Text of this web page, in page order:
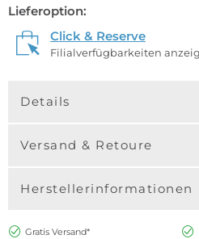
Lieferoption:
Click & Reserve
Filialverfügbarkeiten
Details
Versand & Retoure
Herstellerinformationen
Gratis Versand*